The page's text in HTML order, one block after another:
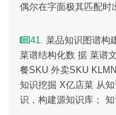
偶尔在字面极其匹配时
41. 菜品知识图谱构
菜谱结构化数 据 菜谱
餐SKU 外卖SKU
知识挖掘 X亿店菜 从
识，构建源知识库；